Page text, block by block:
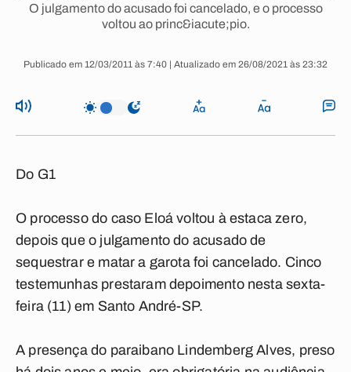
O julgamento do acusado foi cancelado, e o processo
voltou ao princ&iacute;pio.
Publicado em 12/03/2011 às 7:40 | Atualizado em 26/08/2021 às 23:32
Do G1
O processo do caso Eloá voltou à estaca zero,
depois que o julgamento do acusado de
sequestrar e matar a garota foi cancelado. Cinco
testemunhas prestaram depoimento nesta sexta-
feira (11) em Santo André-SP.
A presença do paraibano Lindemberg Alves, preso